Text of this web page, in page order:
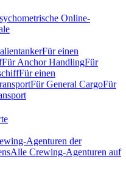
Online-
Für einen
Für Anchor HandlingFür
Für einen
Für General CargoFür
Agenturen der
Alle Crewing-Agenturen auf